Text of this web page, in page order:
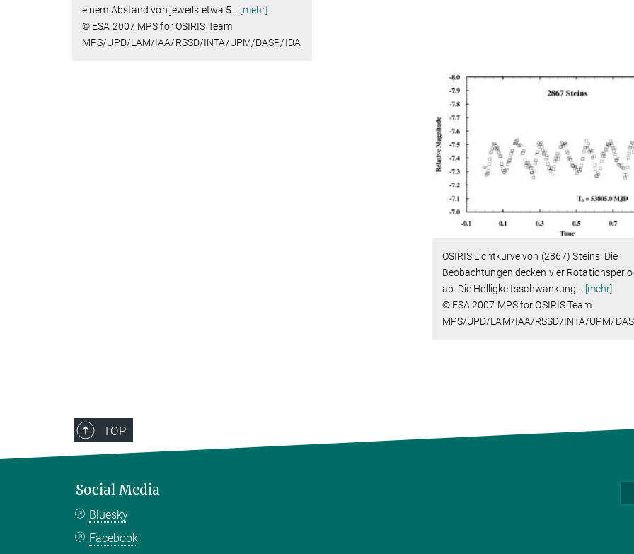
einem Abstand von jeweils etwa 5
[mehr]
© ESA 2007 MPS for OSIRIS Team
MPS/UPD/LAM/IAA/RSSD/INTA/UPM/DASP/IDA
OSIRIS Lichtkurve von (2867) Steins. Die
Beobachtungen decken vier
ab. Die Helligkeitsschwankung
[mehr]
© ESA 2007 MPS for OSIRIS Team
MPS/UPD/LAM/IAA/RSSD/INTA/UPM/
TOP
Social Media
Bluesky
Facebook